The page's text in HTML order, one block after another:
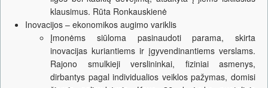
klausimus. Rūta Ronkauskienė
Inovacijos – ekonomikos augimo variklis
Įmonėms siūloma pasinaudoti parama, skirta
inovacijas kuriantiems ir įgyvendinantiems verslams.
Rajono smulkieji verslininkai, fiziniai asmenys,
dirbantys pagal individualios veiklos pažymas, domisi